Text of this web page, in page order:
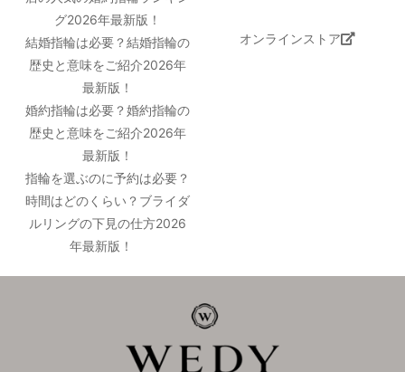
グ2026年最新版！
結婚指輪は必要？結婚指輪の
歴史と意味をご紹介2026年
最新版！
婚約指輪は必要？婚約指輪の
歴史と意味をご紹介2026年
最新版！
指輪を選ぶのに予約は必要？
時間はどのくらい？ブライダ
ルリングの下見の仕方2026
年最新版！
オンラインストア